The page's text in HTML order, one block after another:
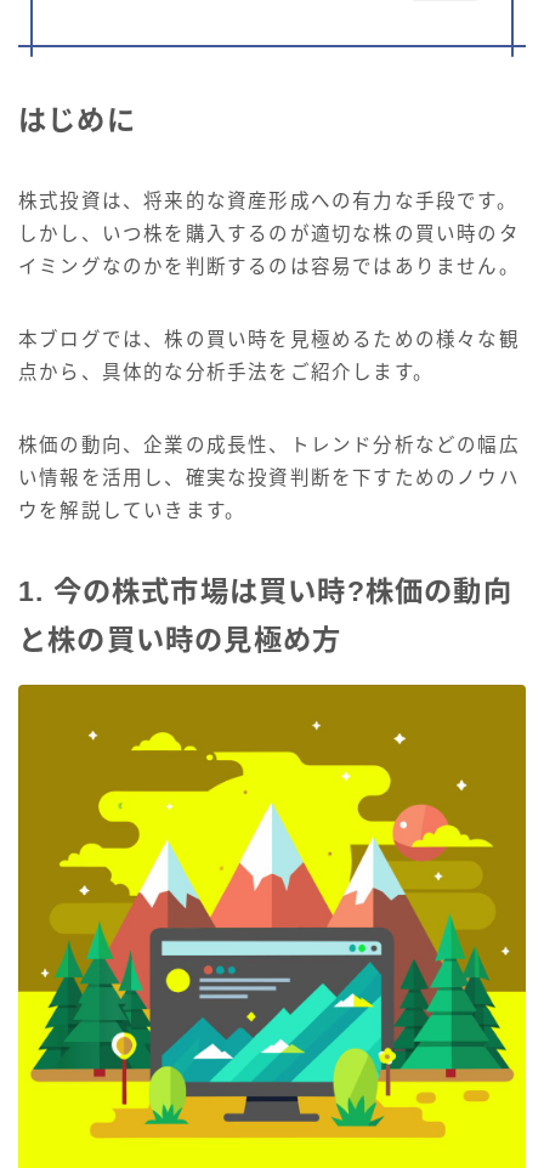
はじめに
株式投資は、将来的な資産形成への有力な手段です。
しかし、いつ株を購入するのが適切な株の買い時のタ
イミングなのかを判断するのは容易ではありません。
本ブログでは、株の買い時を見極めるための様々な観
点から、具体的な分析手法をご紹介します。
株価の動向、企業の成長性、トレンド分析などの幅広
い情報を活用し、確実な投資判断を下すためのノウハ
ウを解説していきます。
1. 今の株式市場は買い時?株価の動向
と株の買い時の見極め方